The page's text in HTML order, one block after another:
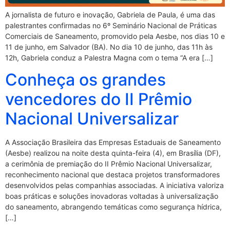
A jornalista de futuro e inovação, Gabriela de Paula, é uma das
palestrantes confirmadas no 6º Seminário Nacional de Práticas
Comerciais de Saneamento, promovido pela Aesbe, nos dias 10 e
11 de junho, em Salvador (BA). No dia 10 de junho, das 11h às
12h, Gabriela conduz a Palestra Magna com o tema “A era […]
Conheça os grandes
vencedores do II Prêmio
Nacional Universalizar
A Associação Brasileira das Empresas Estaduais de Saneamento
(Aesbe) realizou na noite desta quinta-feira (4), em Brasília (DF),
a cerimônia de premiação do II Prêmio Nacional Universalizar,
reconhecimento nacional que destaca projetos transformadores
desenvolvidos pelas companhias associadas. A iniciativa valoriza
boas práticas e soluções inovadoras voltadas à universalização
do saneamento, abrangendo temáticas como segurança hídrica,
[…]